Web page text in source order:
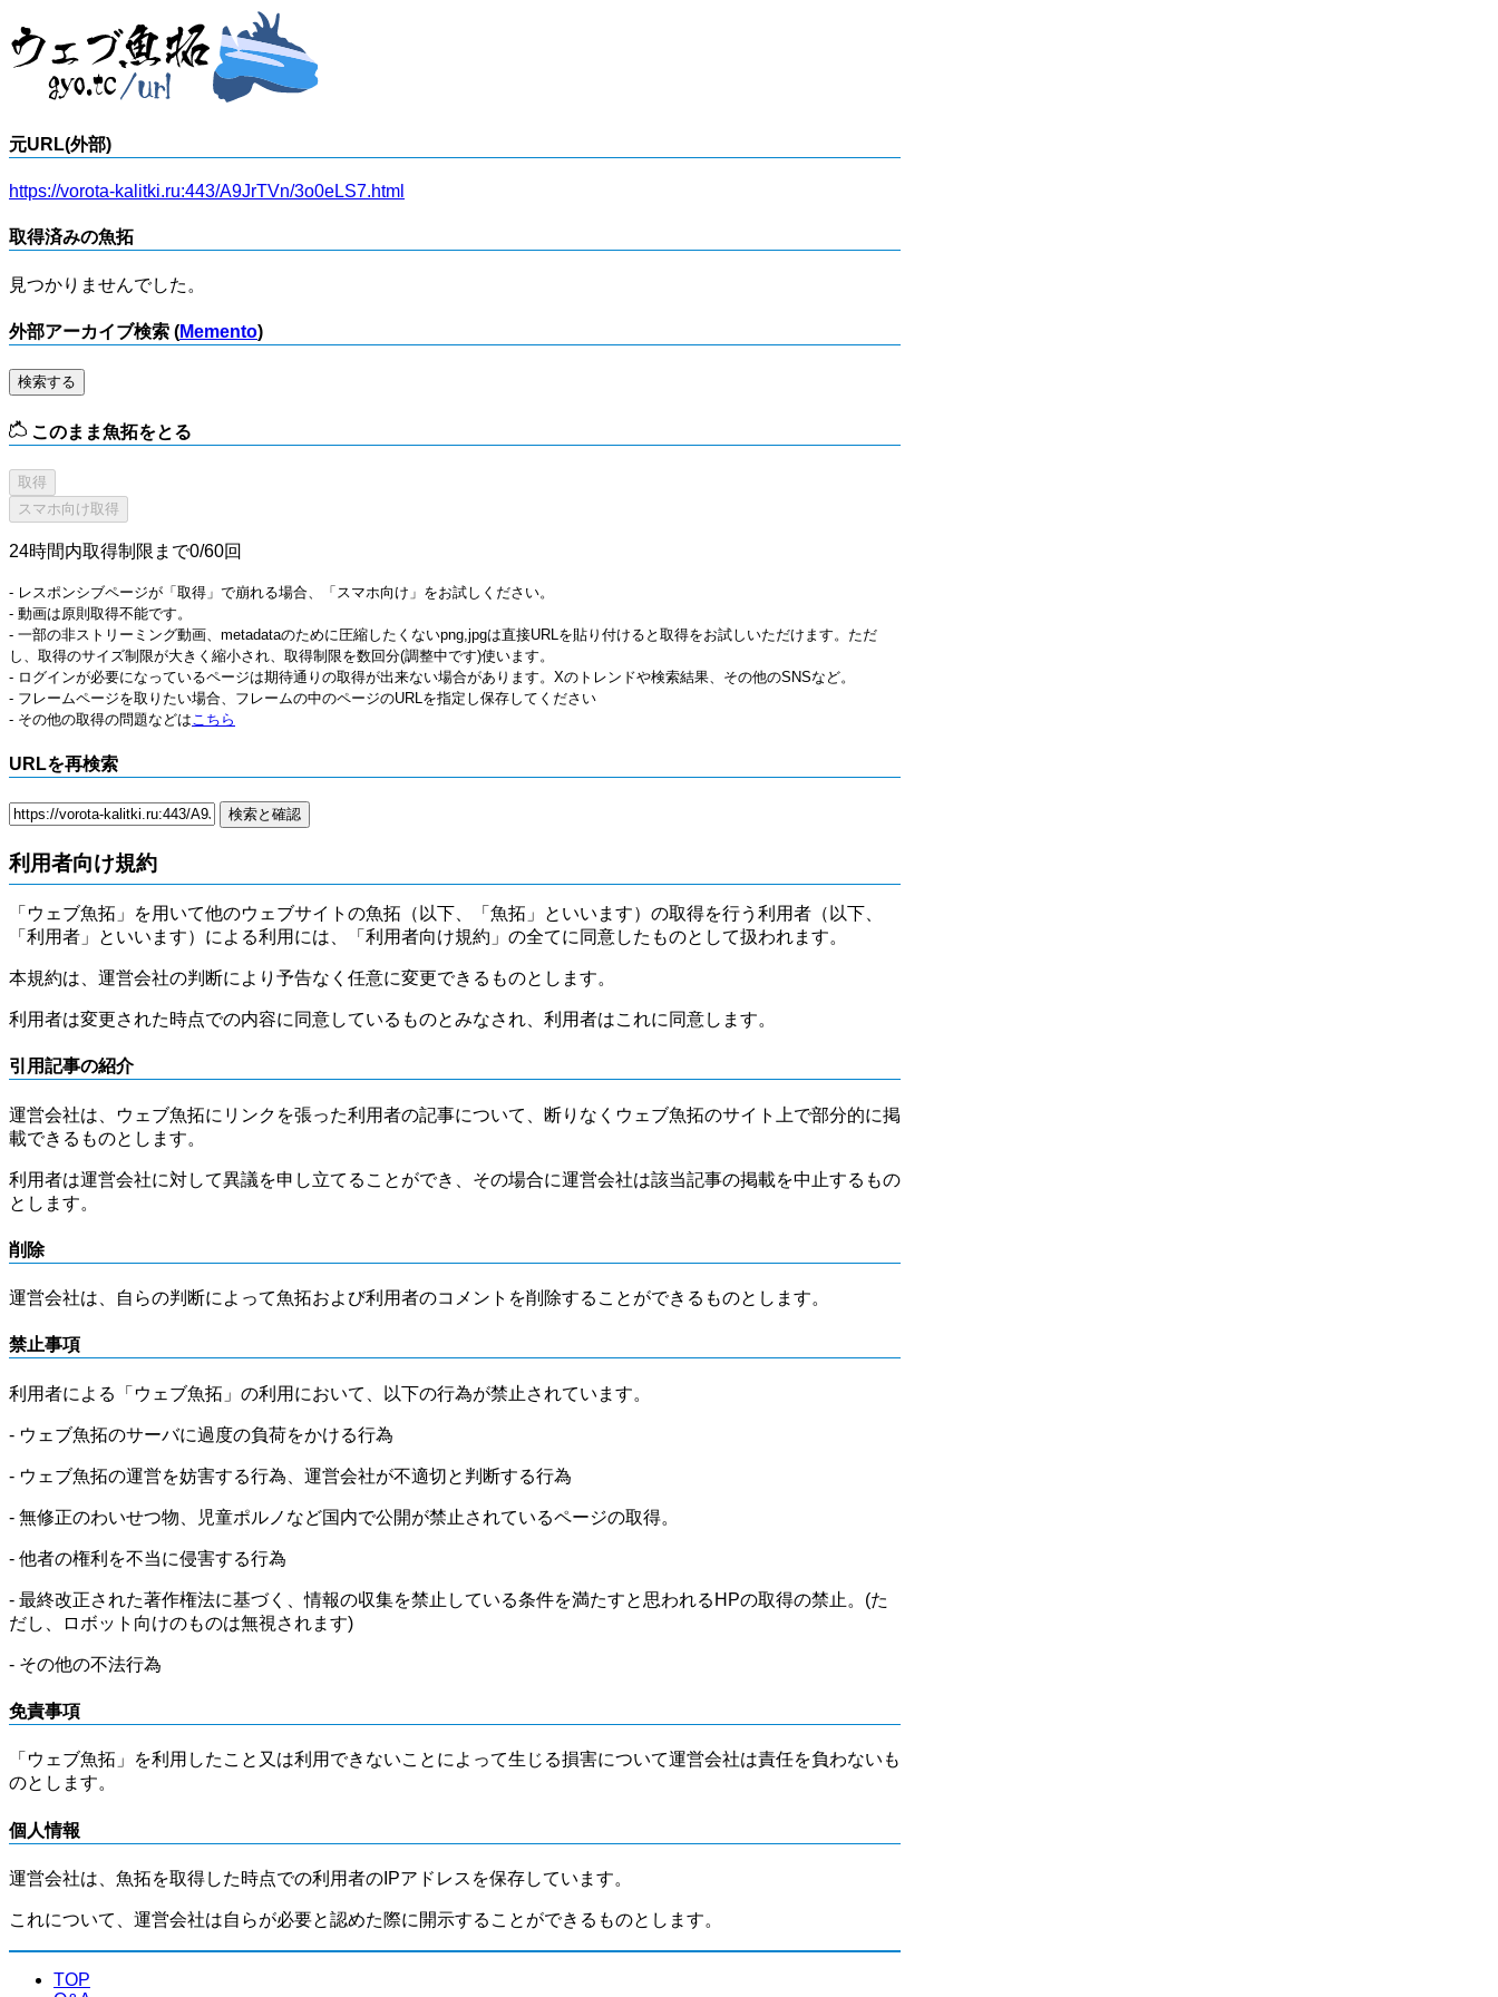
元URL(外部)
https://vorota-kalitki.ru:443/A9JrTVn/3o0eLS7.html
取得済みの魚拓
見つかりませんでした。
外部アーカイブ検索 (Memento)
検索する
このまま魚拓をとる
24時間内取得制限まで0/60回
- レスポンシブページが「取得」で崩れる場合、「スマホ向け」をお試しください。
- 動画は原則取得不能です。
- 一部の非ストリーミング動画、metadataのために圧縮したくないpng,jpgは直接URLを貼り付けると取得をお試しいただけます。ただ
し、取得のサイズ制限が大きく縮小され、取得制限を数回分(調整中です)使います。
- ログインが必要になっているページは期待通りの取得が出来ない場合があります。Xのトレンドや検索結果、その他のSNSなど。
- フレームページを取りたい場合、フレームの中のページのURLを指定し保存してください
- その他の取得の問題などは こちら
URLを再検索
利用者向け規約
「ウェブ魚拓」を用いて他のウェブサイトの魚拓（以下、「魚拓」といいます）の取得を行う利用者（以下、
「利用者」といいます）による利用には、「利用者向け規約」の全てに同意したものとして扱われます。
本規約は、運営会社の判断により予告なく任意に変更できるものとします。
利用者は変更された時点での内容に同意しているものとみなされ、利用者はこれに同意します。
引用記事の紹介
運営会社は、ウェブ魚拓にリンクを張った利用者の記事について、断りなくウェブ魚拓のサイト上で部分的に掲
載できるものとします。
利用者は運営会社に対して異議を申し立てることができ、その場合に運営会社は該当記事の掲載を中止するもの
とします。
削除
運営会社は、自らの判断によって魚拓および利用者のコメントを削除することができるものとします。
禁止事項
利用者による「ウェブ魚拓」の利用において、以下の行為が禁止されています。
- ウェブ魚拓のサーバに過度の負荷をかける行為
- ウェブ魚拓の運営を妨害する行為、運営会社が不適切と判断する行為
- 無修正のわいせつ物、児童ポルノなど国内で公開が禁止されているページの取得。
- 他者の権利を不当に侵害する行為
- 最終改正された著作権法に基づく、情報の収集を禁止している条件を満たすと思われるHPの取得の禁止。(た
だし、ロボット向けのものは無視されます)
- その他の不法行為
免責事項
「ウェブ魚拓」を利用したこと又は利用できないことによって生じる損害について運営会社は責任を負わないも
のとします。
個人情報
運営会社は、魚拓を取得した時点での利用者のIPアドレスを保存しています。
これについて、運営会社は自らが必要と認めた際に開示することができるものとします。
TOP